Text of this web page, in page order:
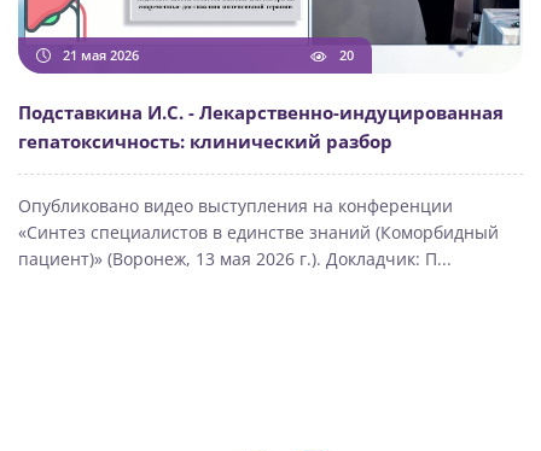
21 мая 2026 20
Подставкина И.С. - Лекарственно-индуцированная
гепатоксичность: клинический разбор
Опубликовано видео выступления на конференции
«Синтез специалистов в единстве знаний (Коморбидный
пациент)» (Воронеж, 13 мая 2026 г.). Докладчик: П...